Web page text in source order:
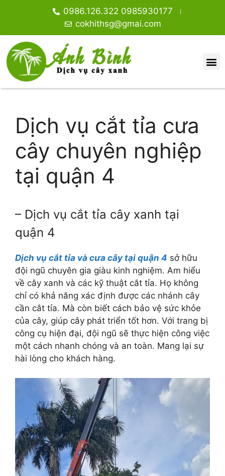
0986.126.322 0985930177
cokhithsg@gmai.com
Dịch vụ cắt tỉa cưa
cây chuyên nghiệp
tại quận 4
– Dịch vụ cắt tỉa cây xanh tại
quận 4
Dịch vụ cắt tỉa và cưa cây tại quận 4 sở hữu
đội ngũ chuyên gia giàu kinh nghiệm. Am hiểu
về cây xanh và các kỹ thuật cắt tỉa. Họ không
chỉ có khả năng xác định được các nhánh cây
cần cắt tỉa. Mà còn biết cách bảo vệ sức khỏe
của cây, giúp cây phát triển tốt hơn. Với trang bị
công cụ hiện đại, đội ngũ sẽ thực hiện công việc
một cách nhanh chóng và an toàn. Mang lại sự
hài lòng cho khách hàng.